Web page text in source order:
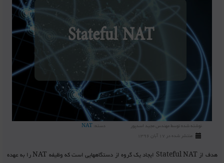
نوشته شده توسطمهندس مجید اسدپور دسته:NAT
منتشر شده در 17 آبان 1396
هدف از Stateful NAT ایجاد یک گروه از دستگاههایی است که وظیفه NAT را به عهده